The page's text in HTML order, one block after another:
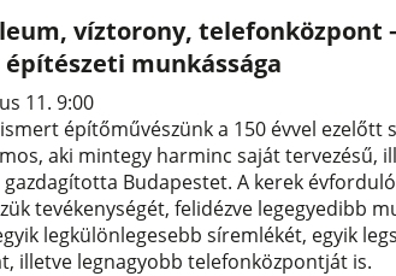
víztorony, telefonközpont
építészeti munkássága
11. 9:00
építőművészünk a 150 évvel ezelőtt
aki mintegy harminc saját tervezésű,
Budapestet. A kerek
tevékenységét, felidézve legegyedibb
legkülönlegesebb síremlékét, egyik
illetve legnagyobb telefonközpontját is.